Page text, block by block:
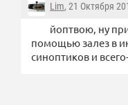
Lim, 21 Октября
йоптвою, ну
помощью залез в
синоптиков и